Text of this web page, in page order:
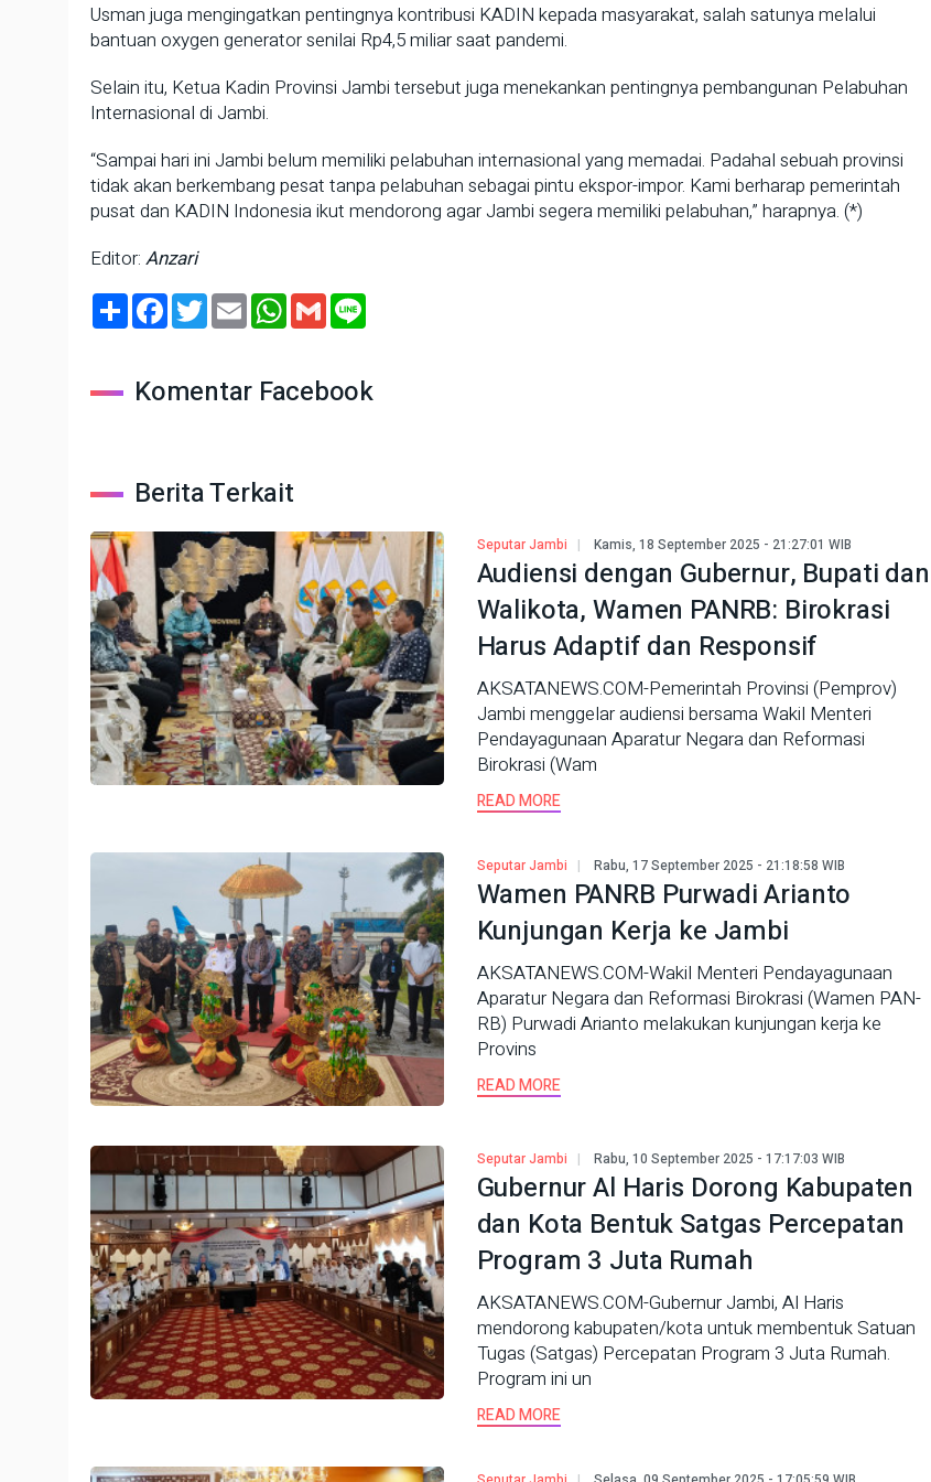
Usman juga mengingatkan pentingnya kontribusi KADIN kepada masyarakat, salah satunya melalui
bantuan oxygen generator senilai Rp4,5 miliar saat pandemi.
Selain itu, Ketua Kadin Provinsi Jambi tersebut juga menekankan pentingnya pembangunan Pelabuhan
Internasional di Jambi.
“Sampai hari ini Jambi belum memiliki pelabuhan internasional yang memadai. Padahal sebuah provinsi
tidak akan berkembang pesat tanpa pelabuhan sebagai pintu ekspor-impor. Kami berharap pemerintah
pusat dan KADIN Indonesia ikut mendorong agar Jambi segera memiliki pelabuhan,” harapnya. (*)
Editor: Anzari
ShareFacebook
TwitterEmailWhatsApp
Gmail
Komentar Facebook
Berita Terkait
Seputar Jambi Kamis, 18 September 2025 - 21:27:01 WIB
Audiensi dengan Gubernur, Bupati dan
Walikota, Wamen PANRB: Birokrasi
Harus Adaptif dan Responsif
AKSATANEWS.COM-Pemerintah Provinsi (Pemprov)
Jambi menggelar audiensi bersama Wakil Menteri
Pendayagunaan Aparatur Negara dan Reformasi
Birokrasi (Wam
READ MORE
Seputar Jambi Rabu, 17 September 2025 - 21:18:58 WIB
Wamen PANRB Purwadi Arianto
Kunjungan Kerja ke Jambi
AKSATANEWS.COM-Wakil Menteri Pendayagunaan
Aparatur Negara dan Reformasi Birokrasi (Wamen PAN-
RB) Purwadi Arianto melakukan kunjungan kerja ke
Provins
READ MORE
Seputar Jambi Rabu, 10 September 2025 - 17:17:03 WIB
Gubernur Al Haris Dorong Kabupaten
dan Kota Bentuk Satgas Percepatan
Program 3 Juta Rumah
AKSATANEWS.COM-Gubernur Jambi, Al Haris
mendorong kabupaten/kota untuk membentuk Satuan
Tugas (Satgas) Percepatan Program 3 Juta Rumah.
Program ini un
READ MORE